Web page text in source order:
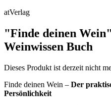
atVerlag
"Finde deinen
Weinwissen Buch
Dieses Produkt ist derzeit nicht
Finde deinen Wein – Der
Persönlichkeit